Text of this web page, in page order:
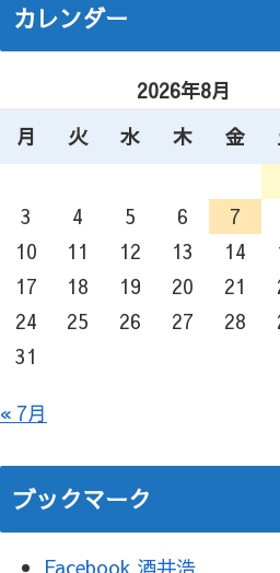
カレンダー
2026年8月
月
火 水 木 金
3
4 5 6 7
10
11 12 13 14
17
18 19 20 21
24
25 26 27 28
31
« 7月
ブックマーク
Facebook 酒井浩